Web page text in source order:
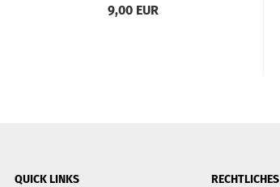
9,00 EUR
QUICK LINKS
RECHTLICHES